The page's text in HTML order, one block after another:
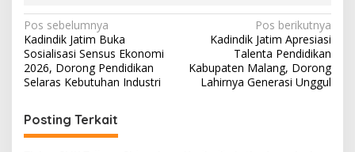
N
a
v
i
g
a
Pos sebelumnya
Kadindik Jatim Buka
Sosialisasi Sensus Ekonomi
2026, Dorong Pendidikan
Selaras Kebutuhan Industri
Pos berikutnya
Kadindik Jatim Apresiasi
Talenta Pendidikan
Kabupaten Malang, Dorong
Lahirnya Generasi Unggul
Posting Terkait